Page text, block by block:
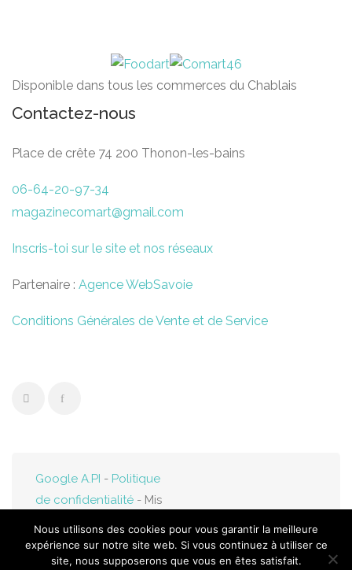
Disponible dans tous les commerces du Chablais
Contactez-nous
Place de crête 74 200 Thonon-les-bains
06-64-20-97-34
magazinecomart@gmail.com
Inscris-toi sur le site et nos réseaux
Partenaire : Agence WebSavoie
Conditions Générales de Vente et de Service
Google A.PI - Politique
de confidentialité - Mis
Savoie.fr
Nous utilisons des cookies pour vous garantir la meilleure
expérience sur notre site web. Si vous continuez à utiliser ce
site, nous supposerons que vous en êtes satisfait.